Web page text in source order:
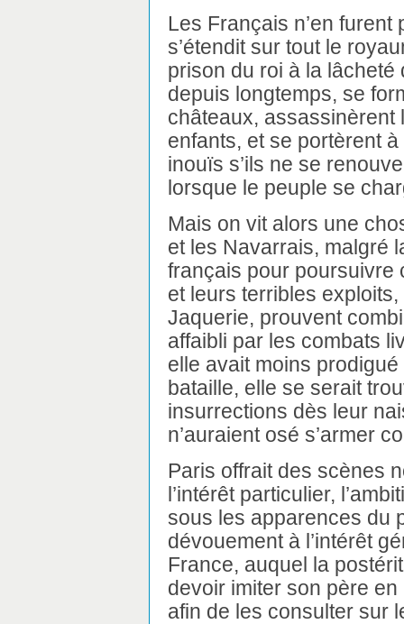
Les Français n’en
s’étendit sur tout le
prison du roi à la lâcheté
depuis longtemps, se
châteaux, assassinèrent
enfants, et se portèrent
inouïs s’ils ne se
lorsque le peuple se
Mais on vit alors une
et les Navarrais, malgré
français pour poursuivre
et leurs terribles
Jaquerie, prouvent
affaibli par les combats
elle avait moins
bataille, elle se serait
insurrections dès leur
n’auraient osé s’armer
Paris offrait des scènes
l’intérêt particulier,
sous les apparences du
dévouement à l’intérêt
France, auquel la
devoir imiter son père
afin de les consulter sur